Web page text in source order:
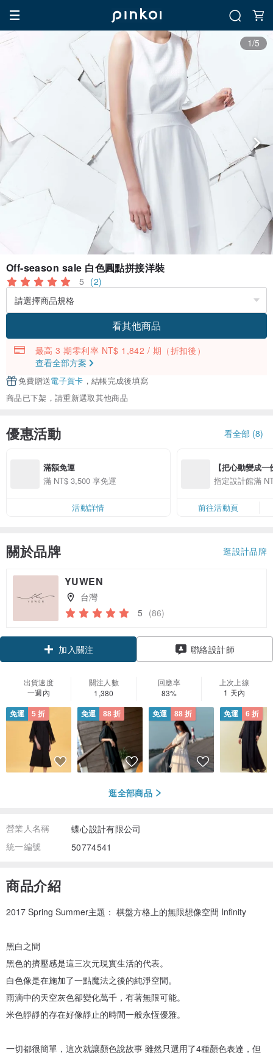
1/5
Off-season sale 白色圓點拼接洋裝
5 (2)
看其他商品
最高 3 期零利率 NT$ 1,842 / 期 （折扣後）
查看全部方案
免費贈送電子賀卡 ，結帳完成後填寫
商品已下架，請重新選取其他商品
優惠活動 看全部 (8)
滿額免運
滿 NT$ 3,500 享免運
活動詳情
【把心動變成
精選品牌全館滿
指定設計館滿
前往活動頁
關於品牌 逛設計品牌
YUWEN
台灣
5 (86)
領優惠券
加入關注
聯絡設計師
出貨速度
一週內
關注人數
1,380
回應率
83%
上次上線
1 天內
免運 5 折 免運 88 折 免運 88 折 免運 6 折
逛全部商品
營業人名稱
蝶心設計有限公司
統一編號
50774541
商品介紹
2017 Spring Summer主題： 棋盤方格上的無限想像空間 Infinity
黑白之間
黑色的擠壓感是這三次元現實生活的代表。
白色像是在施加了一點魔法之後的純淨空間。
雨滴中的天空灰色卻變化萬千，有著無限可能。
米色靜靜的存在好像靜止的時間一般永恆優雅。
一切都很簡單，這次就讓顏色說故事 雖然只選用了4種顏色表達，但